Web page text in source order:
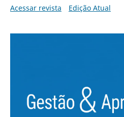
Acessar revista
Edição Atual